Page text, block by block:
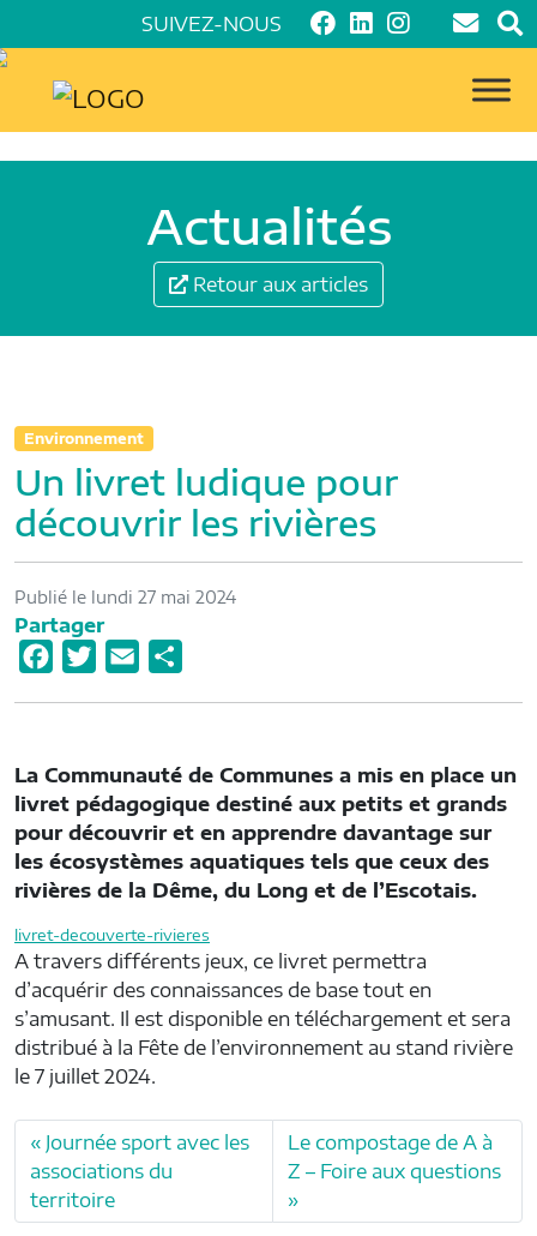
SUIVEZ-NOUS
Actualités
Retour aux articles
Environnement
Un livret ludique pour
découvrir les rivières
Publié le lundi 27 mai 2024
Partager
b
o
o
k
t
e
r
l
a
g
e
r
La Communauté de Communes a mis en place un
livret pédagogique destiné aux petits et grands
pour découvrir et en apprendre davantage sur
les écosystèmes aquatiques tels que ceux des
rivières de la Dême, du Long et de l’Escotais.
livret-decouverte-rivieres
A travers différents jeux, ce livret permettra
d’acquérir des connaissances de base tout en
s’amusant. Il est disponible en téléchargement et sera
distribué à la Fête de l’environnement au stand rivière
le 7 juillet 2024.
Journée sport avec les
associations du
territoire
Le compostage de A à
Z – Foire aux questions